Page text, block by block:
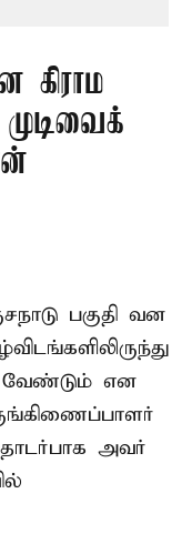
கிராம
பகுதி வன
வேண்டும் என
அவர்